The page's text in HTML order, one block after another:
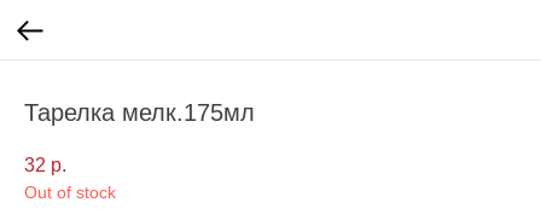
Тарелка мелк.175мл
32 р.
Out of stock